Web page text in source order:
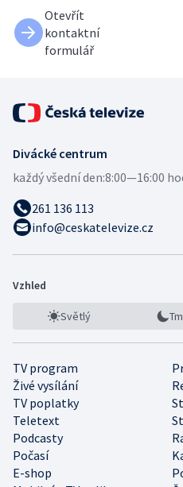
Otevřít
kontaktní
formulář
Divácké centrum
každý všední den:8:00—16:00
261 136 113
info@ceskatelevize.cz
Vzhled
Světlý
TV program
Živé vysílání
TV poplatky
Teletext
Podcasty
Počasí
E-shop